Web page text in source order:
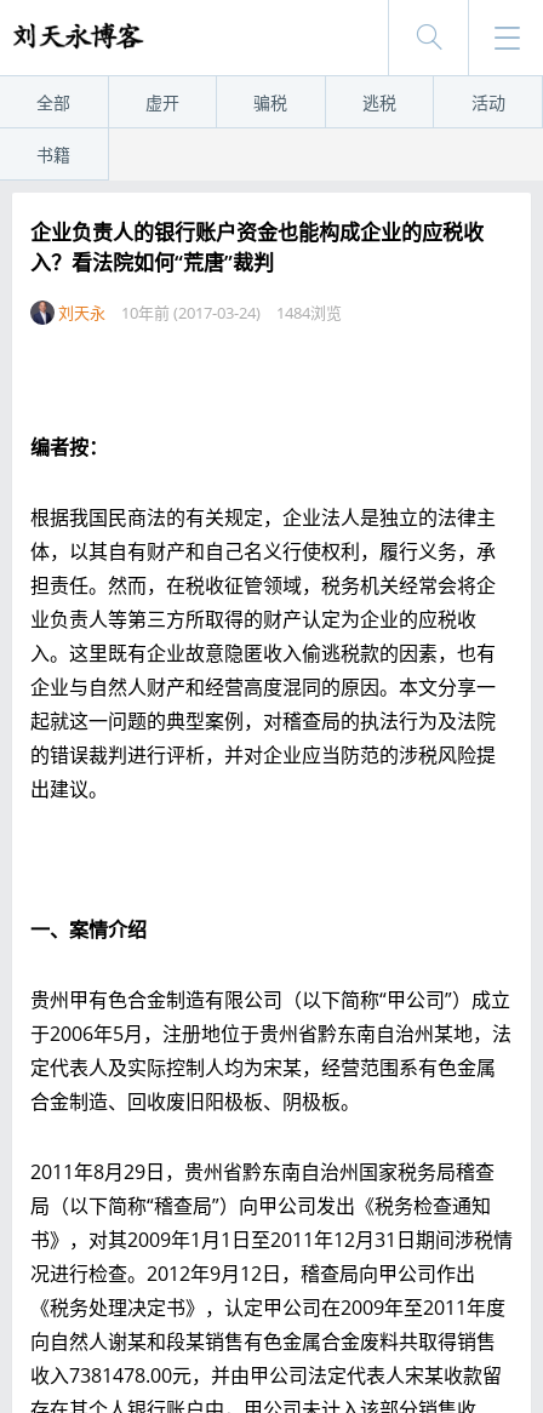
全部 虚开 骗税 逃税 活动
书籍
企业负责人的银行账户资金也能构成企业的应税收
入？看法院如何“荒唐”裁判
刘天永 10年前 (2017-03-24) 1484浏览
编者按：
根据我国民商法的有关规定，企业法人是独立的法律主
体，以其自有财产和自己名义行使权利，履行义务，承
担责任。然而，在税收征管领域，税务机关经常会将企
业负责人等第三方所取得的财产认定为企业的应税收
入。这里既有企业故意隐匿收入偷逃税款的因素，也有
企业与自然人财产和经营高度混同的原因。本文分享一
起就这一问题的典型案例，对稽查局的执法行为及法院
的错误裁判进行评析，并对企业应当防范的涉税风险提
出建议。
一、案情介绍
贵州甲有色合金制造有限公司（以下简称“甲公司”）成立
于2006年5月，注册地位于贵州省黔东南自治州某地，法
定代表人及实际控制人均为宋某，经营范围系有色金属
合金制造、回收废旧阳极板、阴极板。
2011年8月29日，贵州省黔东南自治州国家税务局稽查
局（以下简称“稽查局”）向甲公司发出《税务检查通知
书》，对其2009年1月1日至2011年12月31日期间涉税情
况进行检查。2012年9月12日，稽查局向甲公司作出
《税务处理决定书》，认定甲公司在2009年至2011年度
向自然人谢某和段某销售有色金属合金废料共取得销售
收入7381478.00元，并由甲公司法定代表人宋某收款留